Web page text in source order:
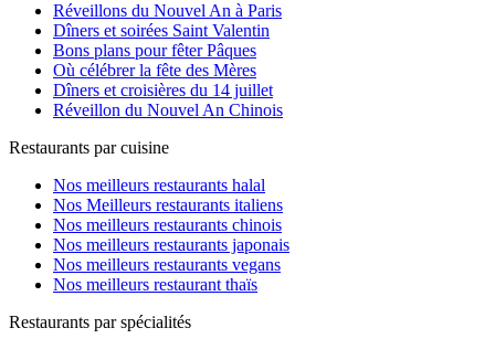
Réveillons du Nouvel An à Paris
Dîners et soirées Saint Valentin
Bons plans pour fêter Pâques
Où célébrer la fête des Mères
Dîners et croisières du 14 juillet
Réveillon du Nouvel An Chinois
Restaurants par cuisine
Nos meilleurs restaurants halal
Nos Meilleurs restaurants italiens
Nos meilleurs restaurants chinois
Nos meilleurs restaurants japonais
Nos meilleurs restaurants vegans
Nos meilleurs restaurant thaïs
Restaurants par spécialités